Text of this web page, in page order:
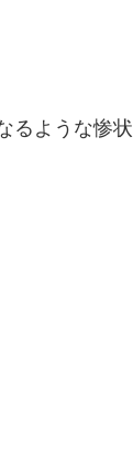
るような惨状